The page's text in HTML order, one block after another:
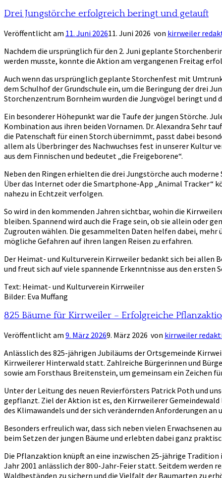
Drei Jungstörche erfolgreich beringt und getauft
Veröffentlicht am 11. Juni 202611. Juni 2026 von kirrweiler
Nachdem die ursprünglich für den 2. Juni geplante
werden musste, konnte die Aktion am vergangenen Freitag
Auch wenn das ursprünglich geplante Storchenfest mit
dem Schulhof der Grundschule ein, um die Beringung der drei
Storchenzentrum Bornheim wurden die Jungvögel beringt und
Ein besonderer Höhepunkt war die Taufe der jungen Störche.
Kombination aus ihren beiden Vornamen. Dr. Alexandra Sehr
die Patenschaft für einen Storch übernimmt, passt dabei
allem als Überbringer des Nachwuchses fest in unserer Kultur
aus dem Finnischen und bedeutet „die Freigeborene“.
Neben den Ringen erhielten die drei Jungstörche auch
Über das Internet oder die Smartphone-App „Animal
nahezu in Echtzeit verfolgen.
So wird in den kommenden Jahren sichtbar, wohin die
bleiben. Spannend wird auch die Frage sein, ob sie allein oder
Zugrouten wählen. Die gesammelten Daten helfen dabei,
mögliche Gefahren auf ihren langen Reisen zu erfahren.
Der Heimat- und Kulturverein Kirrweiler bedankt sich bei
und freut sich auf viele spannende Erkenntnisse aus den
Text: Heimat- und Kulturverein Kirrweiler
Bilder: Eva Muffang
825 Bäume für Kirrweiler – Erfolgreiche
Veröffentlicht am 9. März 20269. März 2026 von kirrweiler
Anlässlich des 825-jährigen Jubiläums der Ortsgemeinde
Kirrweilerer Hinterwald statt. Zahlreiche Bürgerinnen und
sowie am Forsthaus Breitenstein, um gemeinsam ein Zeichen
Unter der Leitung des neuen Revierförsters Patrick Poth und
gepflanzt. Ziel der Aktion ist es, den Kirrweilerer
des Klimawandels und der sich verändernden Anforderungen
Besonders erfreulich war, dass sich neben vielen
beim Setzen der jungen Bäume und erlebten dabei ganz
Die Pflanzaktion knüpft an eine inzwischen 25-jährige
Jahr 2001 anlässlich der 800-Jahr-Feier statt. Seitdem
Waldbeständen zu sichern und die Vielfalt der Baumarten zu